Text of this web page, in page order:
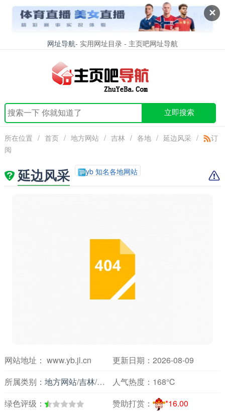
✕
网址导航- 实用网址目录 - 主页吧网址导航
立即搜索
所在位置 / 首页 / 地方网站 / 吉林 / 各地 / 延边风采 /
订
阅
延边风采 yb 知名各地网站
网站地址： www.yb.jl.cn
更新日期：2026-08-09
所属类别： 地方网站/吉林/各地 人气热度： 168℃
绿色评级：
赞助打赏： *16.00